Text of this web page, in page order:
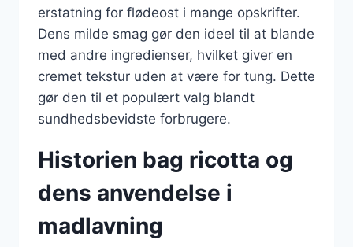
erstatning for flødeost i mange opskrifter.
Dens milde smag gør den ideel til at blande
med andre ingredienser, hvilket giver en
cremet tekstur uden at være for tung. Dette
gør den til et populært valg blandt
sundhedsbevidste forbrugere.
Historien bag ricotta og
dens anvendelse i
madlavning